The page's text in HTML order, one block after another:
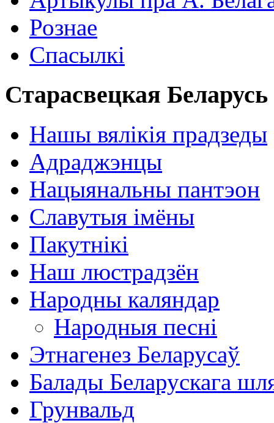
Рознае
Спасылкі
Старасвецкая Беларусь
Нашы вялікія прадзеды
Адраджэнцы
Нацыянальны пантэон
Славутыя імёны
Пакутнікі
Наш люстрадзён
Народны каляндар
Народныя песні
Этнагенез Беларусаў
Балады Беларускага
Грунвальд